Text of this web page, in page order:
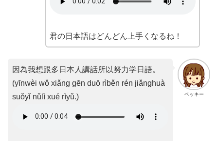
君の日本語はどんどん上手くなるね！
ベッキー
因為我想跟多日本人講話所以努力学日語。
(yīnwèi wǒ xiǎng gēn duō rìběn rén jiǎnghuà
suǒyǐ nǔlì xué rìyǔ.)